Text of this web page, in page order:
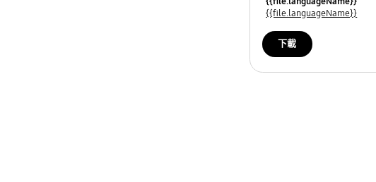
{{file.languageName}}
下載